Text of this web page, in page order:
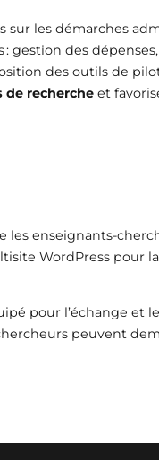
sur les démarches
: gestion des
des outils de
de rechercheet
les enseignants-
WordPress pour la
pour l’échange et
peuvent